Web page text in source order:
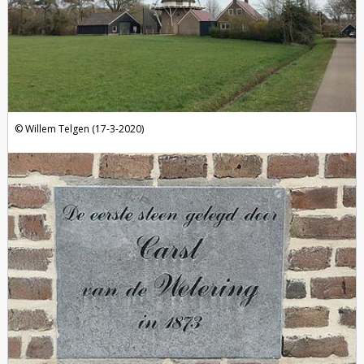
Willem Telgen (17-3-2020)